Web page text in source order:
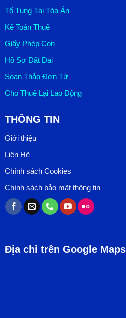
Tố Tụng Tại Tòa Án
Kế Toán Thuế
Giấy Phép Con
Hồ Sơ Đất Đai
Soạn Thảo Đơn Từ
Cho Thuê Lại Lao Động
THÔNG TIN
Giới thiệu
Liên Hệ
Chính sách Cookies
Chính sách bảo mật thông tin
Địa chỉ trên Google Maps